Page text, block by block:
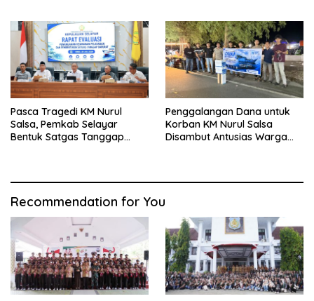
Pasca Tragedi KM Nurul
Salsa, Pemkab Selayar
Bentuk Satgas Tanggap
Penggalangan Dana untuk
Korban KM Nurul Salsa
Disambut Antusias Warga
Recommendation for You